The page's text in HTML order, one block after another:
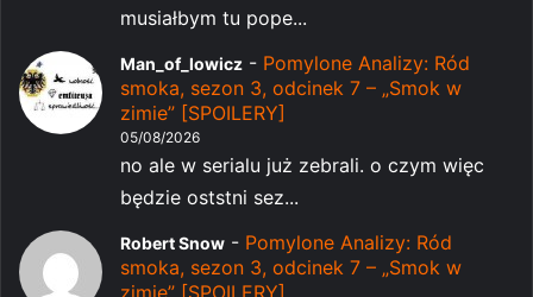
musiałbym tu pope...
Man_of_lowicz - Pomylone Analizy: Ród
smoka, sezon 3, odcinek 7 – „Smok w
zimie” [SPOILERY]
05/08/2026
no ale w serialu już zebrali. o czym więc
będzie oststni sez...
Robert Snow - Pomylone Analizy: Ród
smoka, sezon 3, odcinek 7 – „Smok w